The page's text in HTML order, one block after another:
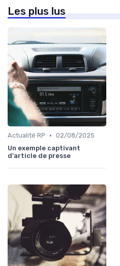
Les plus lus
Actualité RP • 02/08/2025
Un exemple captivant
d'article de presse